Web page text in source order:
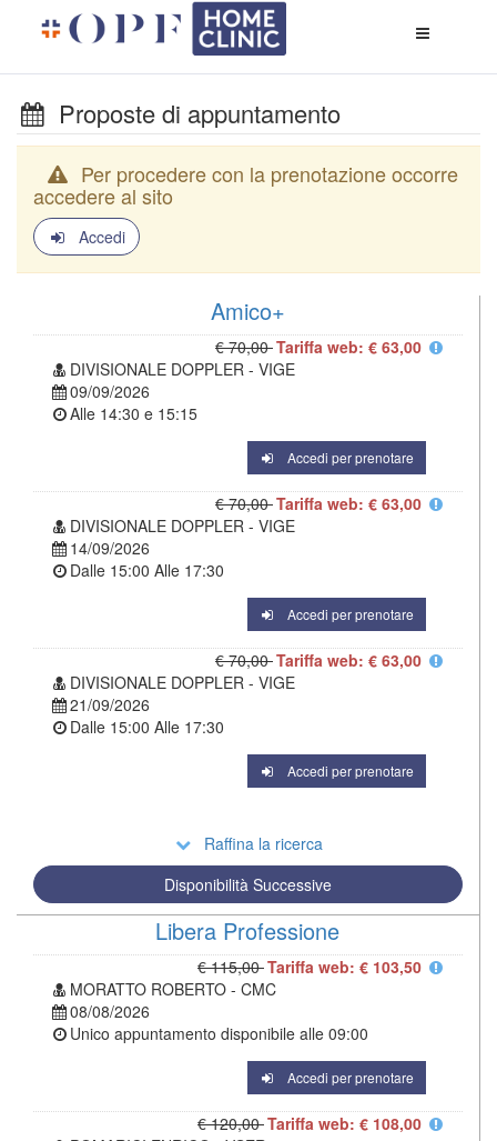
di
Proposte di appuntamento
Per procedere con la prenotazione occorre
accedere al sito
Accedi
Amico+
€ 70,00Tariffa web: € 63,00
DIVISIONALE DOPPLER - VIGE
09/09/2026
Alle 14:30 e 15:15
Accedi per prenotare
€ 70,00Tariffa web: € 63,00
DIVISIONALE DOPPLER - VIGE
14/09/2026
Dalle 15:00 Alle 17:30
Accedi per prenotare
€ 70,00Tariffa web: € 63,00
DIVISIONALE DOPPLER - VIGE
21/09/2026
Dalle 15:00 Alle 17:30
Accedi per prenotare
Raffina la ricerca
Disponibilità Successive
Libera Professione
€ 115,00Tariffa web: € 103,50
MORATTO ROBERTO - CMC
08/08/2026
Unico appuntamento disponibile alle 09:00
Accedi per prenotare
€ 120,00Tariffa web: € 108,00